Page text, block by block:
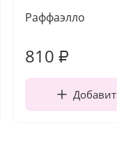
Раффаэлло
810 ₽